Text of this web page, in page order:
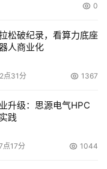
0
松破纪录，看算力底座
人商业化
点31分 1367
升级：思源电气HPC
践
17分 1044